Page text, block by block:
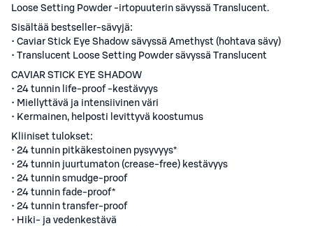
Loose Setting Powder -irtopuuterin sävyssä Translucent.
Sisältää bestseller-sävyjä:
• Caviar Stick Eye Shadow sävyssä Amethyst (hohtava sävy)
• Translucent Loose Setting Powder sävyssä Translucent
CAVIAR STICK EYE SHADOW
• 24 tunnin life-proof -kestävyys
• Miellyttävä ja intensiivinen väri
• Kermainen, helposti levittyvä koostumus
Kliiniset tulokset:
• 24 tunnin pitkäkestoinen pysyvyys*
• 24 tunnin juurtumaton (crease-free) kestävyys
• 24 tunnin smudge-proof
• 24 tunnin fade-proof*
• 24 tunnin transfer-proof
• Hiki- ja vedenkestävä